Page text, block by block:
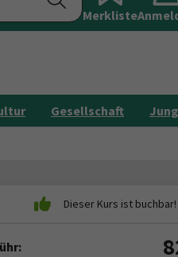
Merkliste
Gesellschaft